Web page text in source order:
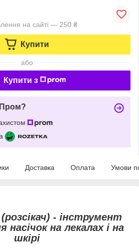
на сайті — 250 ₴
Купити
або
Купити з
Пром?
Доставка Оплата Умови
- інструмент
насічок на лекалах і на
шкірі